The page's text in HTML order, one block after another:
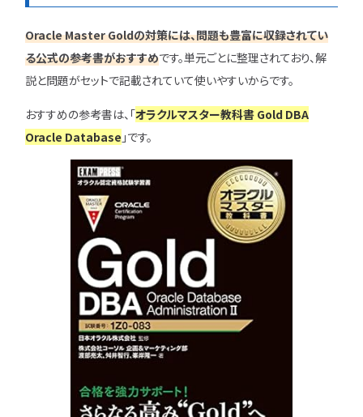
Oracle Master Goldの対策には、問題も豊富に収録されてい
る公式の参考書がおすすめです。単元ごとに整理されており、解
説と問題がセットで記載されていて使いやすいからです。
おすすめの参考書は、「オラクルマスター教科書 Gold DBA
Oracle Database 」です。